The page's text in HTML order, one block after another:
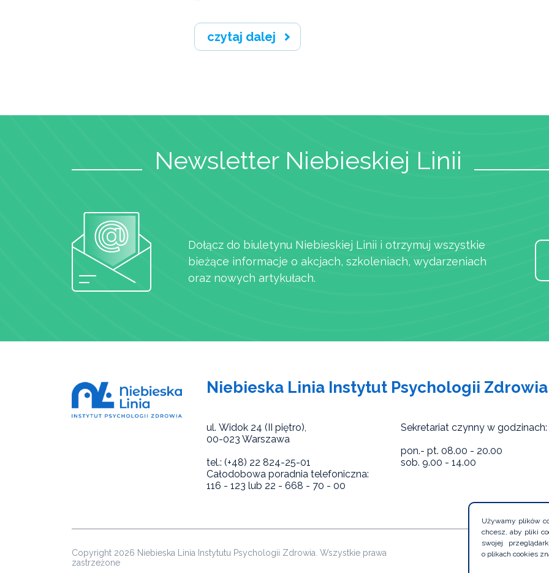
czytaj dalej
Newsletter Niebieskiej Linii
Dołącz do biuletynu Niebieskiej Linii i otrzymuj wszystkie
bieżące informacje o akcjach, szkoleniach, wydarzeniach
oraz nowych artykułach.
Niebieska Linia Instytut Psychologii Zdrowia
ul. Widok 24 (II piętro),
00-023 Warszawa
tel.: (+48) 22 824-25-01
Całodobowa poradnia telefoniczna:
116 - 123 lub 22 - 668 - 70 - 00
Sekretariat czynny w godzinach:
pon.- pt. 08.00 - 20.00
sob. 9.00 - 14.00
Copyright 2026 Niebieska Linia Instytutu Psychologii Zdrowia. Wszystkie prawa
zastrzeżone
Używamy plików
chcesz, aby pliki
swojej
o plikach cookies